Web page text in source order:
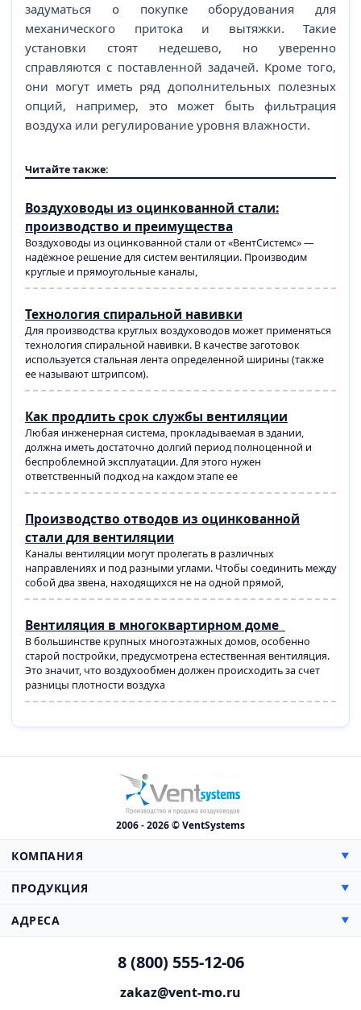
задуматься о покупке оборудования для
механического притока и вытяжки. Такие
установки стоят недешево, но уверенно
справляются с поставленной задачей. Кроме того,
они могут иметь ряд дополнительных полезных
опций, например, это может быть фильтрация
воздуха или регулирование уровня влажности.
Читайте также:
Воздуховоды из оцинкованной стали:
производство и преимущества
Воздуховоды из оцинкованной стали от «ВентСистемс» —
надёжное решение для систем вентиляции. Производим
круглые и прямоугольные каналы,
Технология спиральной навивки
Для производства круглых воздуховодов может применяться
технология спиральной навивки. В качестве заготовок
используется стальная лента определенной ширины (также
ее называют штрипсом).
Как продлить срок службы вентиляции
Любая инженерная система, прокладываемая в здании,
должна иметь достаточно долгий период полноценной и
беспроблемной эксплуатации. Для этого нужен
ответственный подход на каждом этапе ее
Производство отводов из оцинкованной
стали для вентиляции
Каналы вентиляции могут пролегать в различных
направлениях и под разными углами. Чтобы соединить между
собой два звена, находящихся не на одной прямой,
Вентиляция в многоквартирном доме
В большинстве крупных многоэтажных домов, особенно
старой постройки, предусмотрена естественная вентиляция.
Это значит, что воздухообмен должен происходить за счет
разницы плотности воздуха
2006 - 2026 © VentSystems
КОМПАНИЯ ▼
О компании
Цены
ПРОДУКЦИЯ ▼
Прямоугольные
АДРЕСА ▼
142000, МО, г. Домодедово,8 (800) 555-12-06
zakaz@vent-mo.ru